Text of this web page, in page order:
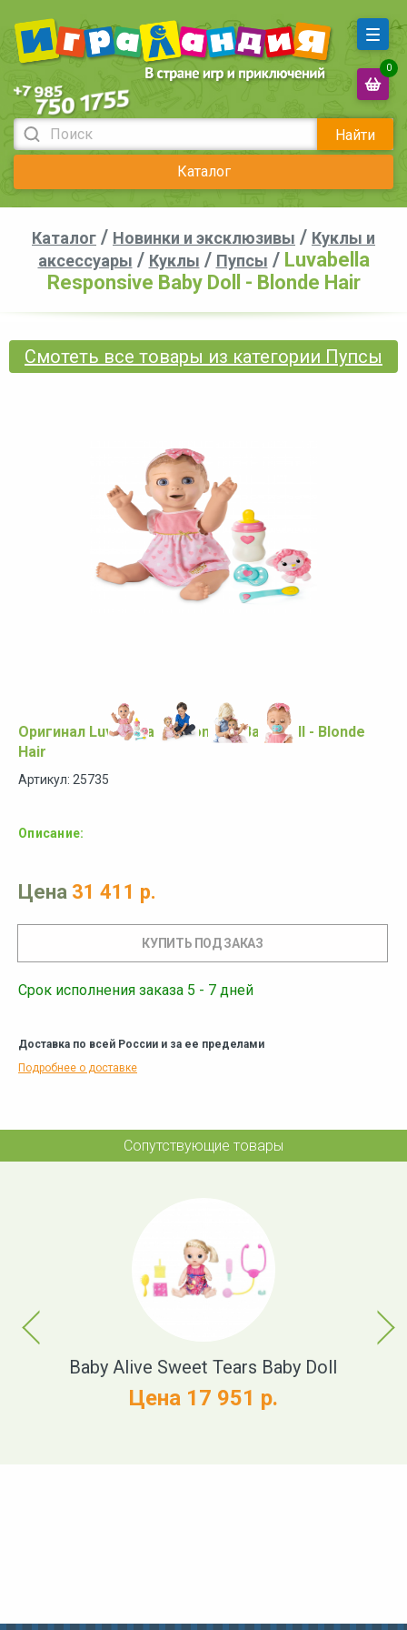
Найти
Каталог
0
Каталог / Новинки и эксклюзивы / Куклы и
аксессуары / Куклы / Пупсы / Luvabella
Responsive Baby Doll - Blonde Hair
Смотеть все товары из категории Пупсы
Оригинал Luvabella Responsive Baby Doll - Blonde
Hair
Артикул: 25735
Описание:
Цена 31 411 р.
Срок исполнения заказа 5 - 7 дней
Доставка по всей России и за ее пределами
Подробнее о доставке
Сопутствующие товары
Previous
Baby Alive Sweet Tears Baby Doll
Цена 17 951 р.
Next